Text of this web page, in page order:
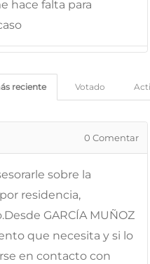
hace falta para
Votado
reciente
0 Comentar
sobre la
residencia,
GARCÍA MUÑOZ
que necesita y si lo
en contacto con